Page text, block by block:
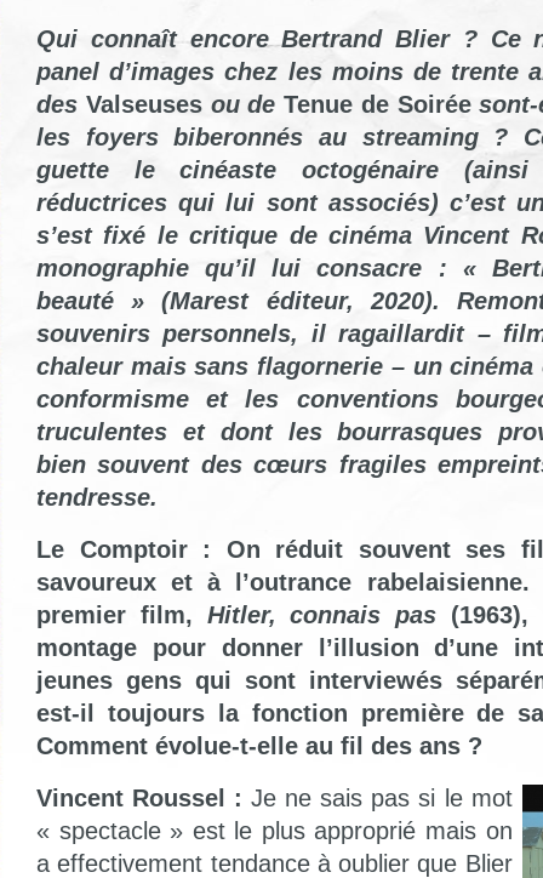
Qui connaît encore Bertrand Blier ? Ce
panel d’images chez les moins de trente
des Valseusesou deTenue de Soiréesont-
les foyers biberonnés au streaming ?
guette le cinéaste octogénaire
réductrices qui lui sont associés) c’est
s’est fixé le critique de cinéma Vincent
monographie qu’il lui consacre : «
beauté » (Marest éditeur, 2020).
souvenirs personnels, il ragaillardit –
chaleur mais sans flagornerie – un
conformisme et les conventions
truculentes et dont les bourrasques
bien souvent des cœurs fragiles
tendresse.
Le Comptoir : On réduit souvent ses
savoureux et à l’outrance
premier film, Hitler, connais pas
montage pour donner l’illusion d’une
jeunes gens qui sont interviewés
est-il toujours la fonction première de
Comment évolue-t-elle au fil des ans ?
Vincent Roussel : Je ne sais pas si le mot
« spectacle » est le plus approprié mais on
a effectivement tendance à oublier que Blier